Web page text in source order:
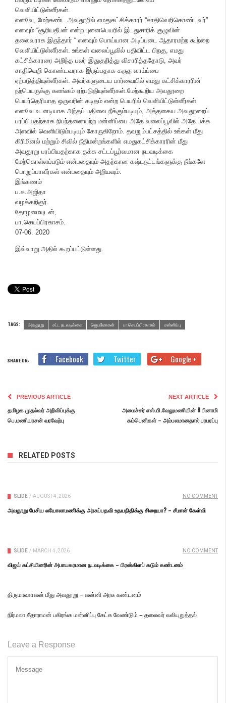
வெளியிட்டுள்ளீர்கள்.
எனவே, மேற்கண்ட அவதூறில் எமதுகட்சிக்காரர் “சாதிவெறிகொண்டவர்”
எனவும் “சூரியதீபன் என்ற புனைபெயரில் இடதுசாரிக் குழுவின்
தலைவராக இருந்தார் “ எனவும் பொய்யான அடிப்படை ஆதாரமற்ற கூற்றை
வெளியிட்டுள்ளீர்கள். உங்கள் வலைப்பூவில் பதிவிட்ட பிறகு, எமது
கட்சிக்காரரை அறிந்த பலர் இதுகுறித்து விசாரித்ததோடு, அவர்
சாதிவெறி கொண்டவராக இருப்பதாக கருத வாய்ப்பை
ஏற்படுத்தியுள்ளீர்கள். அவர்களுடைய பார்வையில் எமது கட்சிக்காரரின்
நற்பெயருக்கு களங்கம் ஏற்படுதியுள்ளீர்கள்.மேற்கூறிய அவதூறை
பெயர்தெரியாத ஒருவரின் கடிதம் என்ற பெயரில் வெளியிட்டுள்ளீர்கள்
எனவே உடனடியாக அந்தப் பதிவை நீக்கும்படியும், அத்தகைய அவதூறைப்
பரப்பியதற்காக நிபந்தனையற்ற மன்னிப்பை அதே வலைப்பூவில் அதே பக்க
அளவில் வெளியிடும்படியும் கோருகிறோம். தவறும்பட்சத்தில் உங்கள் மீது
கிரிமினல் மற்றும் சிவில் நீதிமன்றங்களில் எமதுகட்சிக்காரரின் மீது
அவதூறு பரப்பியதற்காக தக்க சட்டப்பூர்வமான நடவடிக்கை
மேற்கொள்ளப்படும் என்பதையும் அதற்கான கஷ்டநட்டங்களுக்கு நீங்களே
பொறுப்பாவீர்கள் என்பதையும் அறியவும்.
இங்கணம்
ப.சு.அஜிதா
வழக்கறிஞர்.
தோழமையுடன்,
பா.செயப்பிரகாசம்.
07-06. 2020
இவ்வாறு அதில் கூறப்பட்டுள்ளது.
TAGS: அவதூறு சட்ட நடவடிக்கை ஜெயமோகன் பா.செயப்பிரகாசம் மன்னிப்பு
SHARE ON: Facebook Twitter Google +
PREVIOUS ARTICLE
தமிழக முதல்வர் அறிவிப்புக்கு
பெ.மணியரசன் வரவேற்பு
NEXT ARTICLE
அமைச்சர் எஸ்.பி.வேலுமணியின் 8 பினாமி
கம்பெனிகள் – அம்பலமானதால் பரபரப்பு
RELATED POSTS
SLIDE / AUGUST 4, 2026 NO COMMENT
அவதூறு பேசிய லயோலாமணிக்கு அரசுப்பதவி உதயநிதிக்கு சிறையா? – சீமான் கேள்வி
SLIDE / MARCH 4, 2026 NO COMMENT
விஜய் கட்சியினரின் அபாயகரமான நடவடிக்கை – பிரஸ்கிளப் கடும் கண்டனம்
திருமாவளவன் மீது அவதூறு – வன்னி அரசு கண்டனம்
நிர்மலா சீதாராமன் பகிரங்க மன்னிப்பு கேட்க வேண்டும் – தலைவர் வலியுறுத்தல்
Leave a Response